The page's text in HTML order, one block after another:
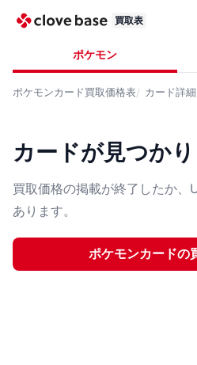
買取表
ポケモン
ポケモンカード買取価格表 カード詳細
カードが見つか
買取価格の掲載が終了したか、
あります。
ポケモンカードの